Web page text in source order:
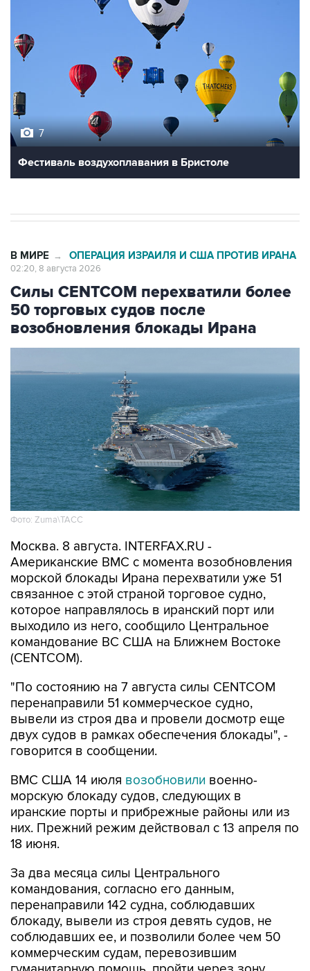
7
Фестиваль воздухоплавания в Бристоле
В МИРЕ → ОПЕРАЦИЯ ИЗРАИЛЯ И США ПРОТИВ ИРАНА
02:20, 8 августа 2026
Силы CENTCOM перехватили более
50 торговых судов после
возобновления блокады Ирана
Фото: Zuma\ТАСС
Москва. 8 августа. INTERFAX.RU -
Американские ВМС с момента возобновления
морской блокады Ирана перехватили уже 51
связанное с этой страной торговое судно,
которое направлялось в иранский порт или
выходило из него, сообщило Центральное
командование ВС США на Ближнем Востоке
(CENTCOM).
"По состоянию на 7 августа силы CENTCOM
перенаправили 51 коммерческое судно,
вывели из строя два и провели досмотр еще
двух судов в рамках обеспечения блокады", -
говорится в сообщении.
ВМС США 14 июля возобновили военно-
морскую блокаду судов, следующих в
иранские порты и прибрежные районы или из
них. Прежний режим действовал с 13 апреля по
18 июня.
За два месяца силы Центрального
командования, согласно его данным,
перенаправили 142 судна, соблюдавших
блокаду, вывели из строя девять судов, не
соблюдавших ее, и позволили более чем 50
коммерческим судам, перевозившим